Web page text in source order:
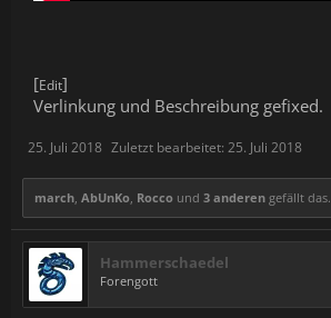
[Edit]
Verlinkung und Beschreibung gefixed.
25. Juli 2018 Zuletzt bearbeitet: 25. Juli 2018
march AbUnKo Rocco und 3 anderen gefällt das.
Hammerschaedel
Forengott